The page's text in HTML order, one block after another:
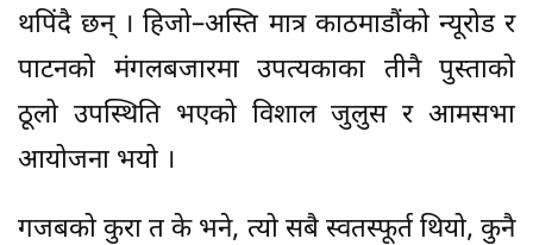
थपिंदै छन् । हिजो–अस्ति मात्र काठमाडौंको न्यूरोड र
पाटनको मंगलबजारमा उपत्यकाका तीनै पुस्ताको
ठूलो उपस्थिति भएको विशाल जुलुस र आमसभा
आयोजना भयो ।
गजबको कुरा त के भने, त्यो सबै स्वतस्फूर्त थियो, कुनै